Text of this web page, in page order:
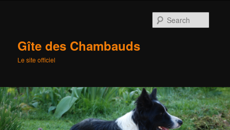
Gîte des Chambauds
Le site officiel